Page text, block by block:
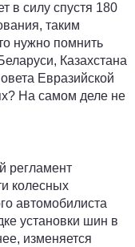
в силу спустя 180
таким
нужно помнить
Казахстана
Евразийской
На самом деле не
регламент
колесных
автомобилиста
установки шин в
изменяется